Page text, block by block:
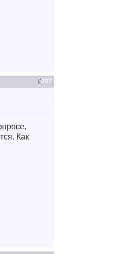
#207
Как